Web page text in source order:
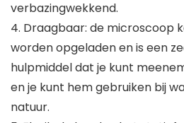
verbazingwekkend.
4. Draagbaar: de microscoop
worden opgeladen en is een
hulpmiddel dat je kunt
en je kunt hem gebruiken bij
natuur.